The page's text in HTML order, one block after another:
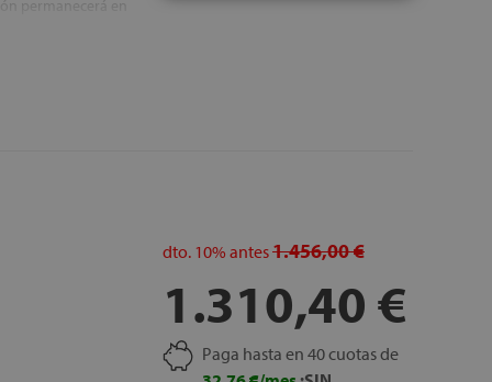
permanecerá en
disfrutar de un
dto. 10% antes1.456,00 €
1.310,40 €
Paga hasta en 40 cuotas de